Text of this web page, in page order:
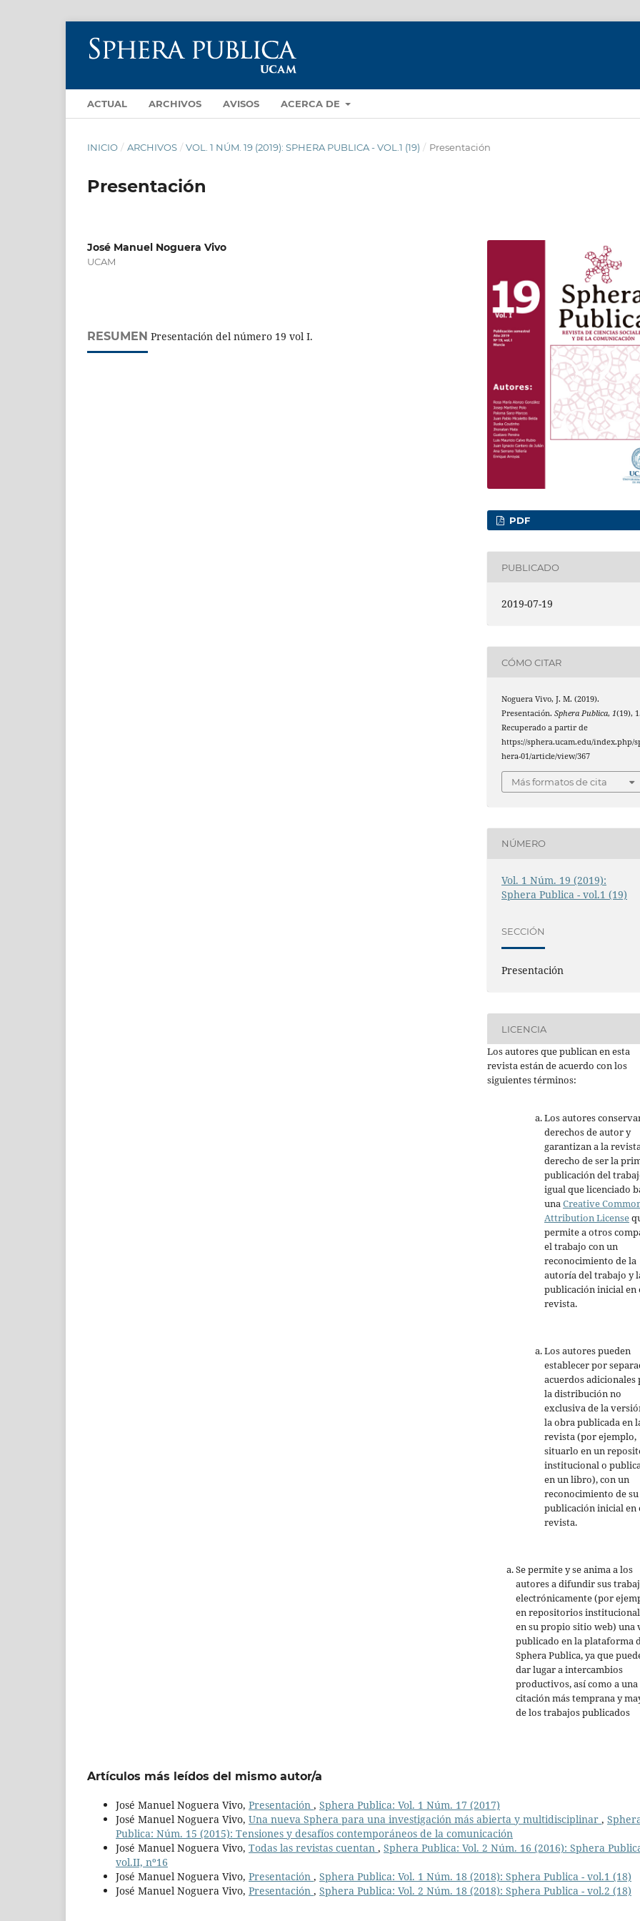
ACTUAL ARCHIVOS AVISOS ACERCA DE
INICIO / ARCHIVOS / VOL. 1 NÚM. 19 (2019): SPHERA PUBLICA - VOL.1 (19) / Presentación
Presentación
José Manuel Noguera Vivo
UCAM
RESUMEN Presentación del número 19 vol I.
PDF
PUBLICADO
2019-07-19
CÓMO CITAR
Noguera Vivo, J. M. (2019).
Presentación.Sphera Publica,1(19),
Recuperado a partir de
https://sphera.ucam.edu/index.php/
hera-01/article/view/367
Más formatos de cita
NÚMERO
Vol. 1 Núm. 19 (2019):
Sphera Publica - vol.1 (19)
SECCIÓN
Presentación
LICENCIA
Los autores que publican en esta
revista están de acuerdo con los
siguientes términos:
Los autores
derechos de autor y
garantizan a la
derecho de ser la
publicación del
igual que licenciado
unaCreative
Attribution License
permite a otros
el trabajo con un
reconocimiento de la
autoría del trabajo y
publicación inicial en
revista.
Los autores pueden
establecer por
acuerdos adicionales
la distribución no
exclusiva de la
la obra publicada en
revista (por ejemplo,
situarlo en un
institucional o
en un libro), con un
reconocimiento de su
publicación inicial en
revista.
Se permite y se anima a los
autores a difundir sus
electrónicamente (por
en repositorios
en su propio sitio web) una
publicado en la plataforma
Sphera Publica, ya que
dar lugar a intercambios
productivos, así como a una
citación más temprana y
de los trabajos publicados
Artículos más leídos del mismo autor/a
José Manuel Noguera Vivo, Presentación , Sphera Publica: Vol. 1 Núm. 17 (2017)
José Manuel Noguera Vivo, Una nueva Sphera para una investigación más abierta y multidisciplinar ,
Publica: Núm. 15 (2015): Tensiones y desafíos contemporáneos de la comunicación
José Manuel Noguera Vivo, Todas las revistas cuentan , Sphera Publica: Vol. 2 Núm. 16 (2016): Sphera
vol.II, nº16
José Manuel Noguera Vivo, Presentación , Sphera Publica: Vol. 1 Núm. 18 (2018): Sphera Publica - vol.1 (18)
José Manuel Noguera Vivo, Presentación , Sphera Publica: Vol. 2 Núm. 18 (2018): Sphera Publica - vol.2 (18)